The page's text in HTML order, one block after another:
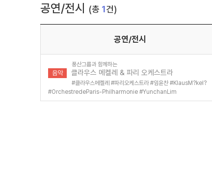
공연/전시 (총 1건)
공연/전시
풍산그룹과 함께하는
음악 클라우스 메켈레 & 파리 오케스트라
#클라우스메켈레 #파리오케스트라 #임윤찬 #KlausM?kel?
#OrchestredeParis-Philharmonie #YunchanLim